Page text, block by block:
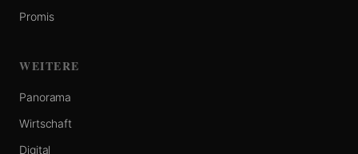
Promis
WEITERE
Panorama
Wirtschaft
Digital